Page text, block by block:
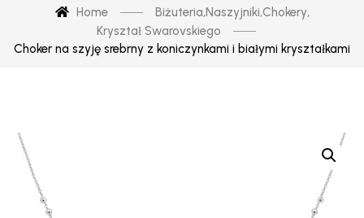
Home Biżuteria,Naszyjniki,Chokery,
Kryształ Swarovskiego
Choker na szyję srebrny z koniczynkami i białymi kryształkami